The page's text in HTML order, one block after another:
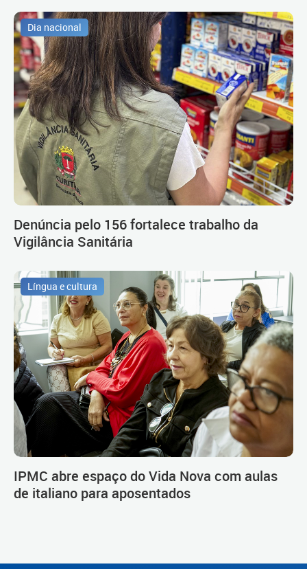
Dia nacional
Denúncia pelo 156 fortalece trabalho da
Vigilância Sanitária
Língua e cultura
IPMC abre espaço do Vida Nova com aulas
de italiano para aposentados